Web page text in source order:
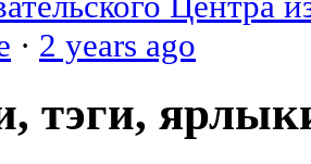
· 2 years ago
тэги,